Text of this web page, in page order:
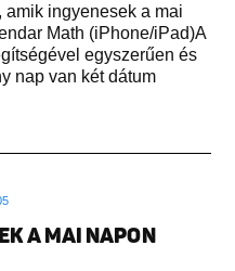
amik ingyenesek a mai
Math (iPhone/iPad)A
egyszerűen és
nap van két dátum
A MAI NAPON